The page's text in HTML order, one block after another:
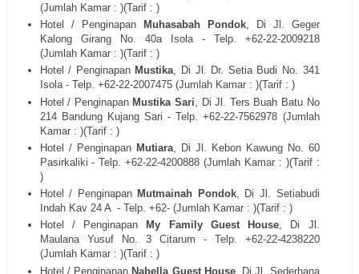
(Jumlah Kamar : )(Tarif : )
Hotel / PenginapanMuhasabah Pondok, Di Jl. Geger
Kalong Girang No. 40a Isola- Telp. +62-22-2009218
(Jumlah Kamar : )(Tarif : )
Hotel / PenginapanMustika, Di Jl. Dr. Setia Budi No. 341
Isola- Telp. +62-22-2007475(Jumlah Kamar : )(Tarif : )
Hotel / PenginapanMustika Sari , DiJl. Ters Buah Batu No
214 Bandung Kujang Sari - Telp. +62-22-7562978 (Jumlah
Kamar : )(Tarif : )
Hotel / PenginapanMutiara, Di Jl. Kebon Kawung No. 60
Pasirkaliki - Telp. +62-22-4200888 (Jumlah Kamar : )(Tarif :
)
Hotel / PenginapanMutmainah Pondok, Di Jl. Setiabudi
Indah Kav 24 A - Telp. +62- (Jumlah Kamar : )(Tarif : )
Hotel / Penginapan My Family Guest House, Di Jl.
Maulana Yusuf No. 3 Citarum - Telp. +62-22-4238220
(Jumlah Kamar : )(Tarif : )
Hotel / Penginapan Nabella Guest House, DiJl. Sederhana